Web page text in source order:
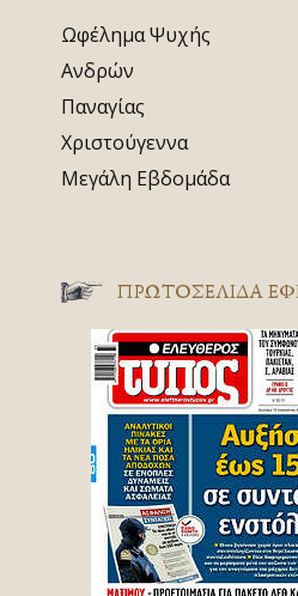
Ωφέλημα Ψυχής
Ανδρών
Παναγίας
Χριστούγεννα
Μεγάλη Εβδομάδα
ΠΡΩΤΟΣΈΛΙΔΑ